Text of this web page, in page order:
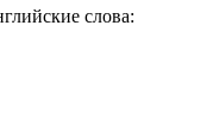
слова: